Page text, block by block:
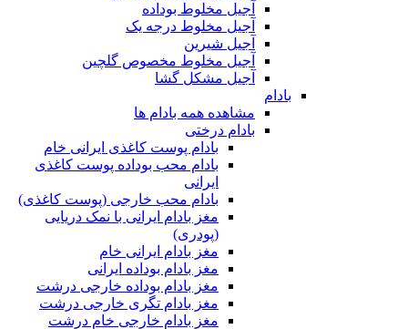
آجیل مخلوط بوداده
آجیل مخلوط درجه یک
آجیل شیرین
آجیل مخلوط مخصوص گلچین
آجیل مشکل گشا
بادام
مشاهده همه بادام ها
بادام درختی
بادام پوست کاغذی ایرانی خام
بادام محب بوداده پوست کاغذی
ایرانی
بادام محب خارجی (پوست کاغذی)
مغز بادام ایرانی با نمک دریایی
(پودری)
مغز بادام ایرانی خام
مغز بادام بوداده ایرانی
مغز بادام بوداده خارجی درشت
مغز بادام تگری خارجی درشت
مغز بادام خارجی خام درشت